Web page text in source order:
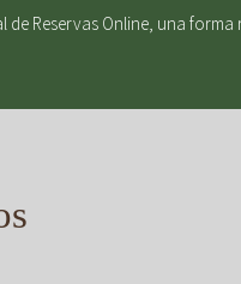
de Reservas Online, una